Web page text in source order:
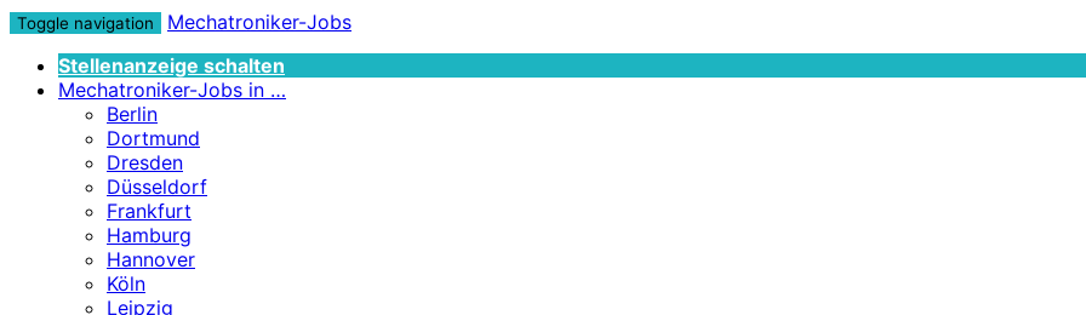
Toggle navigation
Mechatroniker-Jobs
Stellenanzeige schalten
Mechatroniker-Jobs in …
Berlin
Dortmund
Dresden
Düsseldorf
Frankfurt
Hamburg
Hannover
Köln
Leipzig